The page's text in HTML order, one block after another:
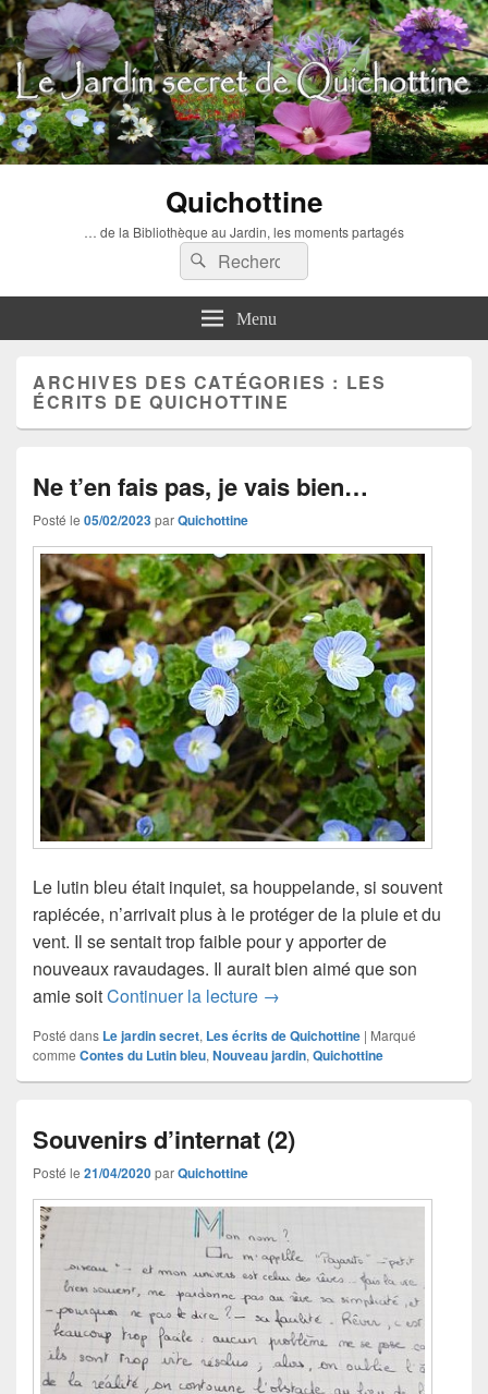
Quichottine
… de la Bibliothèque au Jardin, les moments partagés
Recherche :
Rechercher
Menu
ARCHIVES DES CATÉGORIES : LES
ÉCRITS DE QUICHOTTINE
Ne t’en fais pas, je vais bien…
Posté le 05/02/2023parQuichottine
Le lutin bleu était inquiet, sa houppelande, si souvent
rapiécée, n’arrivait plus à le protéger de la pluie et du
vent. Il se sentait trop faible pour y apporter de
nouveaux ravaudages. Il aurait bien aimé que son
amie soitContinuer la lecture Ne t’en fais pas, je vais
→
Posté dans Le jardin secret, Les écrits de Quichottine | Marqué
comme Contes du Lutin bleu,Nouveau jardin,Quichottine
Souvenirs d’internat (2)
Posté le 21/04/2020parQuichottine